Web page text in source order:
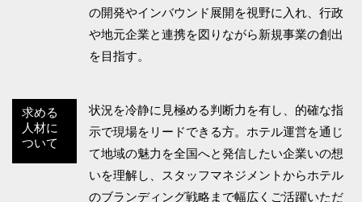
の開発やインバウンド展開を視野に入れ、行政
や地元企業と連携を図りながら新規事業の創出
を目指す。
求める
人材に
ついて
状況を冷静に見極める判断力を有し、的確な指
示で現場をリードできる方。ホテル運営を通じ
て地域の魅力を全国へと発信したい企業いの想
いを理解し、スタッフマネジメントからホテル
のブランディング戦略まで幅広くご活躍いただ